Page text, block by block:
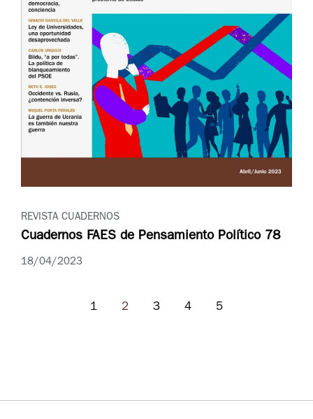
REVISTA CUADERNOS
Cuadernos FAES de Pensamiento Político 78
18/04/2023
1 2 3 4 5